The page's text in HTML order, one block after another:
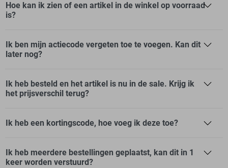
Privacy verklaring
Cookies
Hoe kan ik zien of een artikel in de winkel op voorraad
is?
Ik ben mijn actiecode vergeten toe te voegen. Kan dit
later nog?
Ik heb besteld en het artikel is nu in de sale. Krijg ik
het prijsverschil terug?
Ik heb een kortingscode, hoe voeg ik deze toe?
Ik heb meerdere bestellingen geplaatst, kan dit in 1
keer worden verstuurd?